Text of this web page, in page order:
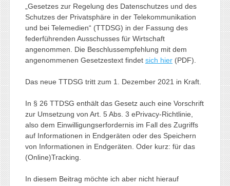
„Gesetzes zur Regelung des Datenschutzes und des
Schutzes der Privatsphäre in der Telekommunikation
und bei Telemedien“ (TTDSG) in der Fassung des
federführenden Ausschusses für Wirtschaft
angenommen. Die Beschlussempfehlung mit dem
angenommenen Gesetzestext findet sich hier(PDF).
Das neue TTDSG tritt zum 1. Dezember 2021 in Kraft.
In § 26 TTDSG enthält das Gesetz auch eine Vorschrift
zur Umsetzung von Art. 5 Abs. 3 ePrivacy-Richtlinie,
also dem Einwilligungserfordernis im Fall des Zugriffs
auf Informationen in Endgeräten oder des Speichern
von Informationen in Endgeräten. Oder kurz: für das
(Online)Tracking.
In diesem Beitrag möchte ich aber nicht hierauf